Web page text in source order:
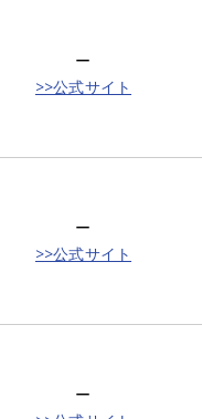
ー
>>公式サイト
ー
>>公式サイト
ー